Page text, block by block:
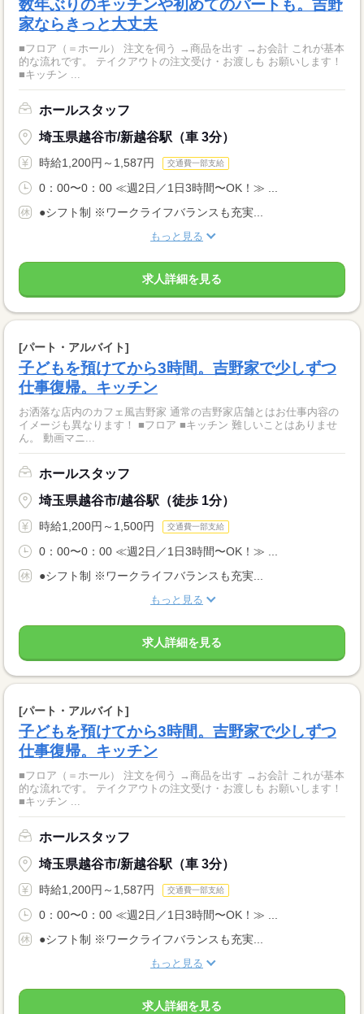
数年ぶりのキッチンや初めてのパートも。吉野
家ならきっと大丈夫
■フロア（＝ホール） 注文を伺う →商品を出す →お会計 これが基本
的な流れです。 テイクアウトの注文受け・お渡しも お願いします！
■キッチン ...
ホールスタッフ
埼玉県越谷市/新越谷駅（車 3分）
時給1,200円～1,587円 交通費一部支給
0：00〜0：00 ≪週2日／1日3時間〜OK！≫ ...
●シフト制 ※ワークライフバランスも充実...
もっと見る
求人詳細を見る
[パート・アルバイト]
子どもを預けてから3時間。吉野家で少しずつ
仕事復帰。キッチン
お洒落な店内のカフェ風吉野家 通常の吉野家店舗とはお仕事内容の
イメージも異なります！ ■フロア ■キッチン 難しいことはありませ
ん。 動画マニ...
ホールスタッフ
埼玉県越谷市/越谷駅（徒歩 1分）
時給1,200円～1,500円 交通費一部支給
0：00〜0：00 ≪週2日／1日3時間〜OK！≫ ...
●シフト制 ※ワークライフバランスも充実...
もっと見る
求人詳細を見る
[パート・アルバイト]
子どもを預けてから3時間。吉野家で少しずつ
仕事復帰。キッチン
■フロア（＝ホール） 注文を伺う →商品を出す →お会計 これが基本
的な流れです。 テイクアウトの注文受け・お渡しも お願いします！
■キッチン ...
ホールスタッフ
埼玉県越谷市/新越谷駅（車 3分）
時給1,200円～1,587円 交通費一部支給
0：00〜0：00 ≪週2日／1日3時間〜OK！≫ ...
●シフト制 ※ワークライフバランスも充実...
もっと見る
求人詳細を見る